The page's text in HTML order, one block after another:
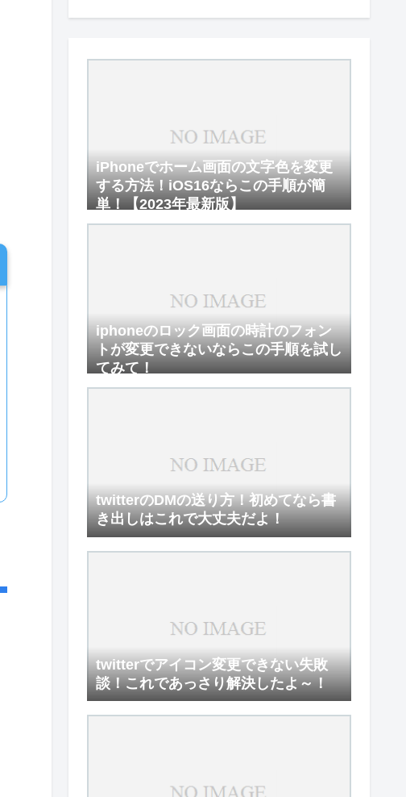
iPhoneでホーム画面の文字色を変更
する方法！iOS16ならこの手順が簡
単！【2023年最新版】
iphoneのロック画面の時計のフォン
トが変更できないならこの手順を試し
てみて！
twitterのDMの送り方！初めてなら書
き出しはこれで大丈夫だよ！
twitterでアイコン変更できない失敗
談！これであっさり解決したよ～！